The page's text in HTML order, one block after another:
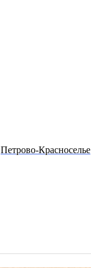
Петрово-Красноселье